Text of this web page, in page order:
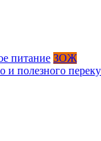
питание ЗОЖ
и полезного